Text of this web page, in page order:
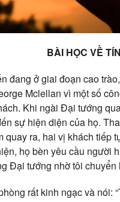
BÀI HỌC VỀ
đang ở giai đoạn cao
Mclellan vì một số
Khi ngài Đại tướng
sự hiện diện của họ.
quay ra, hai vị khách tiếp
họ bèn yêu cầu người
Đại tướng nhờ tôi chuyển
rất kinh ngạc và nói: